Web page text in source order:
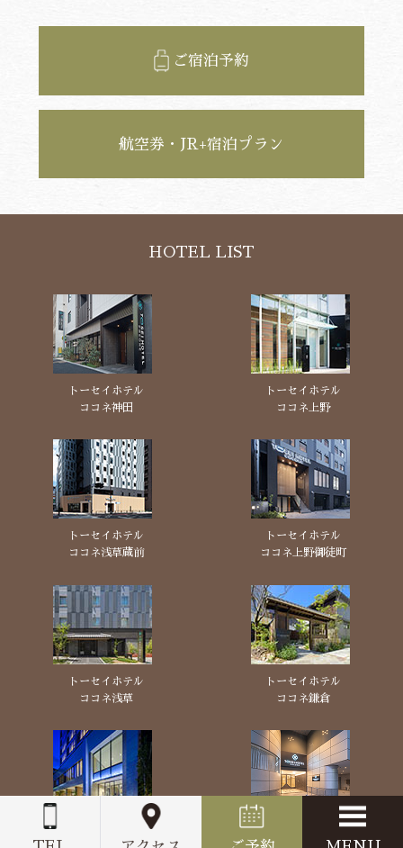
ご宿泊予約
航空券・JR+宿泊プラン
HOTEL LIST
トーセイホテル
ココネ神田
トーセイホテル
ココネ上野
トーセイホテル
ココネ浅草蔵前
トーセイホテル
ココネ上野御徒町
トーセイホテル
ココネ浅草
トーセイホテル
ココネ鎌倉
ココネ築地銀座
トーセイホテル
ココネ蒲田